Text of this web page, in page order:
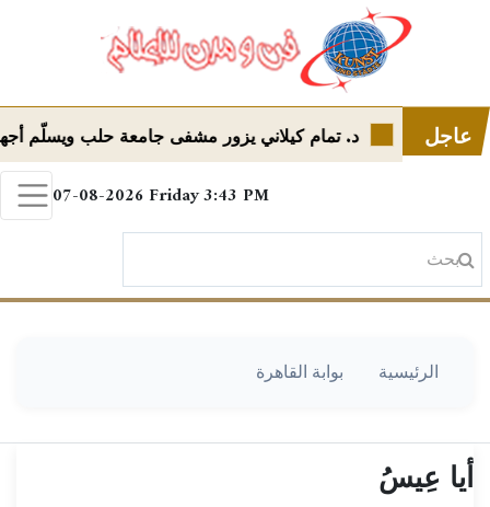
عاجل
د. تمام كيلاني يزور مشفى جامعة حلب ويسلّم أجهزة
07-08-2026 Friday3:43 PM
الرئيسية بوابة القاهرة
أيا عِيسُ